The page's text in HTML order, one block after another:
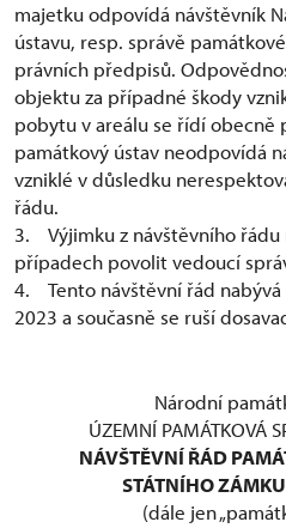
majetku odpovídá návštěvník
ústavu, resp. správě
právních předpisů.
objektu za případné škody
pobytu v areálu se řídí
památkový ústav neodpovídá
vzniklé v důsledku
řádu.
3. Výjimku z návštěvního řádu
případech povolit vedoucí
4. Tento návštěvní řád
2023 a současně se ruší
Národní
ÚZEMNÍ PAMÁTKOVÁ
NÁVŠTĚVNÍ ŘÁD
STÁTNÍHO
(dále jen